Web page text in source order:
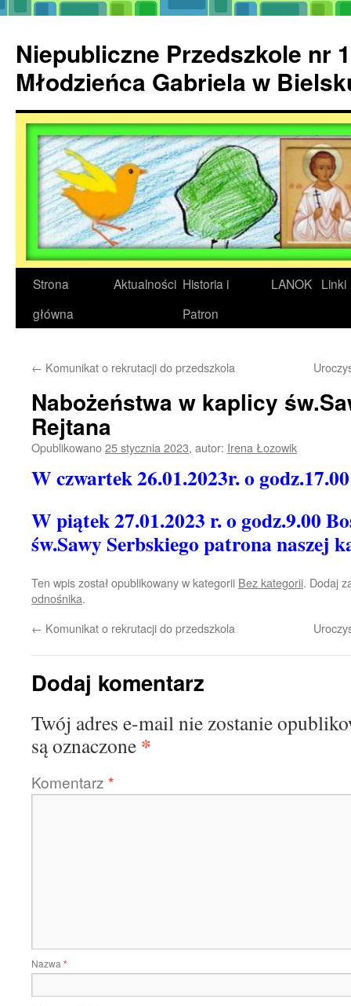
treści
Niepubliczne Przedszkole nr
Młodzieńca Gabriela w
Strona
główna
Aktualności Historia i
Patron
LANOK Linki
← Komunikat o rekrutacji do przedszkola
Nabożeństwa w kaplicy
Rejtana
Opublikowano25 stycznia 2023, autor: Irena Łozowik
W czwartek 26.01.2023r. o
W piątek 27.01.2023 r. o godz.9.00
św.Sawy Serbskiego patrona naszej
Ten wpis został opublikowany w kategorii Bez kategorii. Dodaj
odnośnika.
← Komunikat o rekrutacji do przedszkola
Dodaj komentarz
Twój adres e-mail nie zostanie
są oznaczone *
Komentarz *
Nazwa *